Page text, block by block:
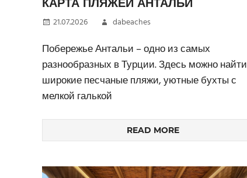
КАРТА ПЛЯЖЕЙ АНТАЛЬИ
21.07.2026 dabeaches
Побережье Антальи – одно из самых
разнообразных в Турции. Здесь можно найти
широкие песчаные пляжи, уютные бухты с
мелкой галькой
READ MORE